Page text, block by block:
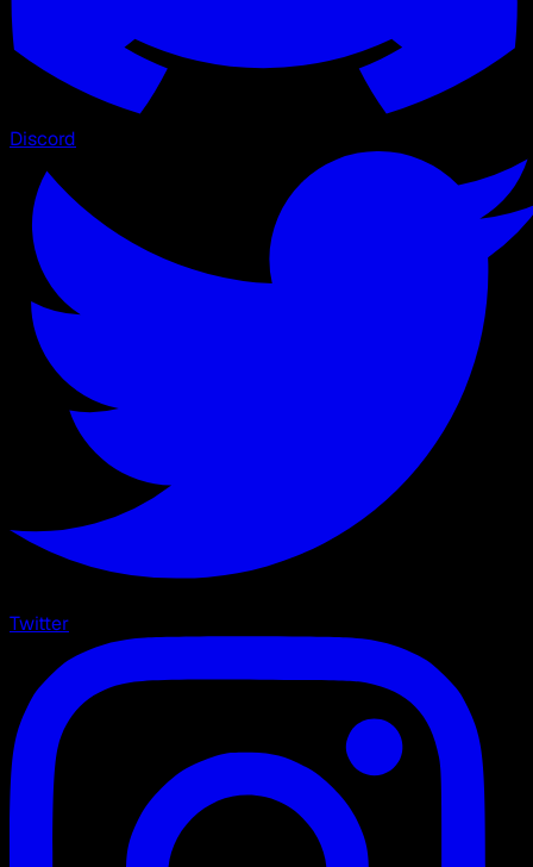
Discord
Twitter